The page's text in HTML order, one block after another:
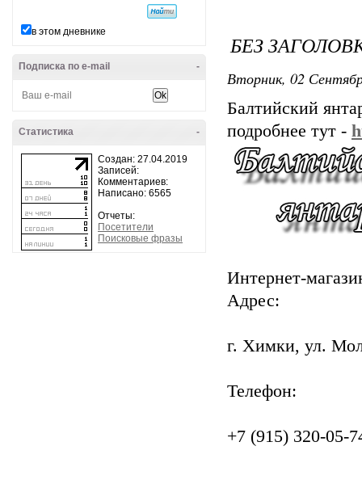
в этом дневнике
-
Подписка по e-mail
-
Статистика
Создан: 27.04.2019
Записей:
Комментариев:
Написано: 6565
Отчеты:
Посетители
Поисковые фразы
БЕЗ
Вторник, 02
Балтийский
подробнее тут -
Интернет-
Адрес:
г. Химки, ул.
Телефон:
+7 (915) 320-05-